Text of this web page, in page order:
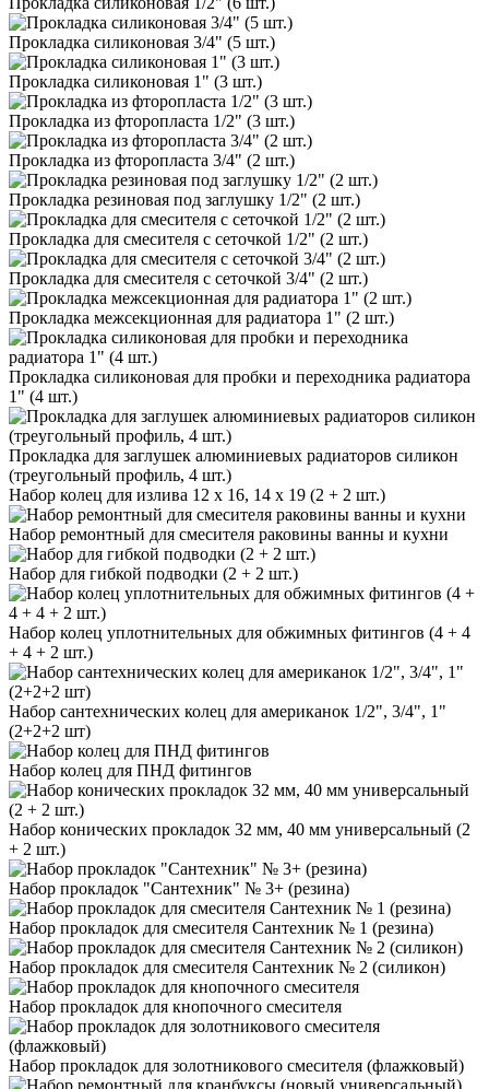
Прокладка силиконовая 3/4" (5 шт.)
Прокладка силиконовая 1" (3 шт.)
Прокладка из фторопласта 1/2" (3 шт.)
Прокладка из фторопласта 3/4" (2 шт.)
Прокладка резиновая под заглушку 1/2" (2 шт.)
Прокладка для смесителя с сеточкой 1/2" (2 шт.)
Прокладка для смесителя с сеточкой 3/4" (2 шт.)
Прокладка межсекционная для радиатора 1" (2 шт.)
Прокладка силиконовая для пробки и переходника радиатора
1" (4 шт.)
Прокладка для заглушек алюминиевых радиаторов силикон
(треугольный профиль, 4 шт.)
Набор колец для излива 12 х 16, 14 х 19 (2 + 2 шт.)
Набор ремонтный для смесителя раковины ванны и кухни
Набор для гибкой подводки (2 + 2 шт.)
Набор колец уплотнительных для обжимных фитингов (4 + 4
+ 4 + 2 шт.)
Набор сантехнических колец для американок 1/2", 3/4", 1"
(2+2+2 шт)
Набор колец для ПНД фитингов
Набор конических прокладок 32 мм, 40 мм универсальный (2
+ 2 шт.)
Набор прокладок "Сантехник" № 3+ (резина)
Набор прокладок для смесителя Сантехник № 1 (резина)
Набор прокладок для смесителя Сантехник № 2 (силикон)
Набор прокладок для кнопочного смесителя
Набор прокладок для золотникового смесителя (флажковый)